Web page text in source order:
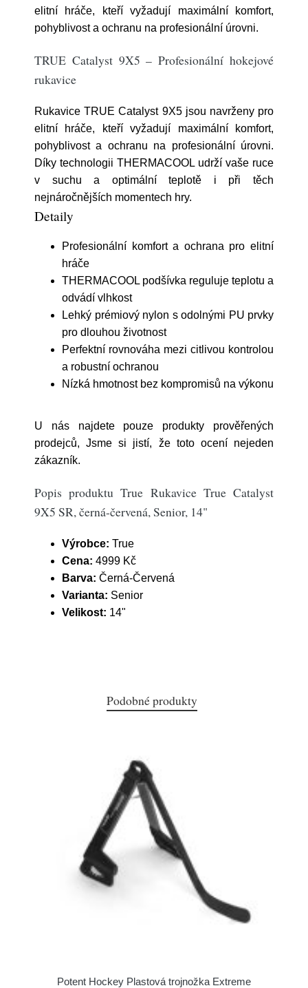
elitní hráče, kteří vyžadují maximální komfort,
pohyblivost a ochranu na profesionální úrovni.
TRUE Catalyst 9X5 – Profesionální hokejové
rukavice
Rukavice TRUE Catalyst 9X5 jsou navrženy pro
elitní hráče, kteří vyžadují maximální komfort,
pohyblivost a ochranu na profesionální úrovni.
Díky technologii THERMACOOL udrží vaše ruce
v suchu a optimální teplotě i při těch
nejnáročnějších momentech hry.
Detaily
Profesionální komfort a ochrana pro elitní
hráče
THERMACOOL podšívka reguluje teplotu a
odvádí vlhkost
Lehký prémiový nylon s odolnými PU prvky
pro dlouhou životnost
Perfektní rovnováha mezi citlivou kontrolou
a robustní ochranou
Nízká hmotnost bez kompromisů na výkonu
U nás najdete pouze produkty prověřených
prodejců, Jsme si jistí, že toto ocení nejeden
zákazník.
Popis produktu True Rukavice True Catalyst
9X5 SR, černá-červená, Senior, 14"
Výrobce: True
Cena: 4999 Kč
Barva: Černá-Červená
Varianta: Senior
Velikost: 14"
Podobné produkty
Potent Hockey Plastová trojnožka Extreme